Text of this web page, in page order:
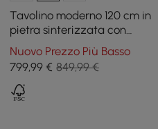
Tavolino moderno 120 cm in
pietra sinterizzata con
piano sollevabile e cassetti
Nuovo Prezzo Più Basso
799,99 € 849,99 €